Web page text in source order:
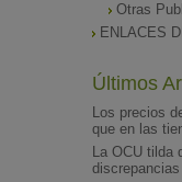
Otras
ENLACES
Últimos
Los precios
que en las
La OCU tilda